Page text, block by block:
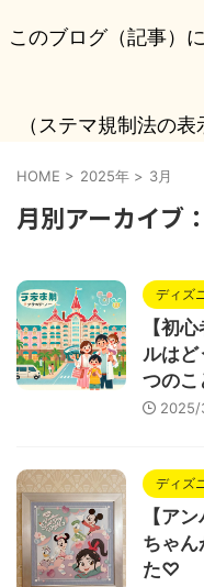
このブログ（記事）
（ステマ規制法の
HOME > 2025年 > 3月
月別アーカイブ
ディズ
【初
ルはど
つのこ
2025/
ディズ
【ア
ちゃん
た♡